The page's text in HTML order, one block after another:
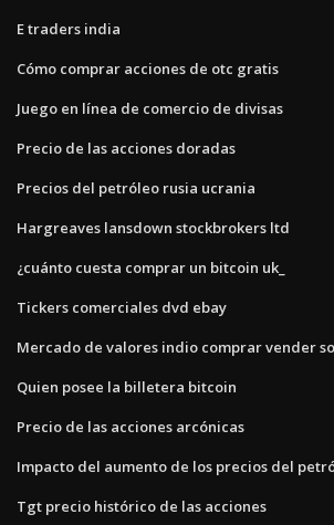
E traders india
Cómo comprar acciones de otc gratis
Juego en línea de comercio de divisas
Precio de las acciones doradas
Precios del petróleo rusia ucrania
Hargreaves lansdown stockbrokers ltd
¿cuánto cuesta comprar un bitcoin uk_
Tickers comerciales dvd ebay
Mercado de valores indio comprar vender
Quien posee la billetera bitcoin
Precio de las acciones arcónicas
Impacto del aumento de los precios del
Tgt precio histórico de las acciones